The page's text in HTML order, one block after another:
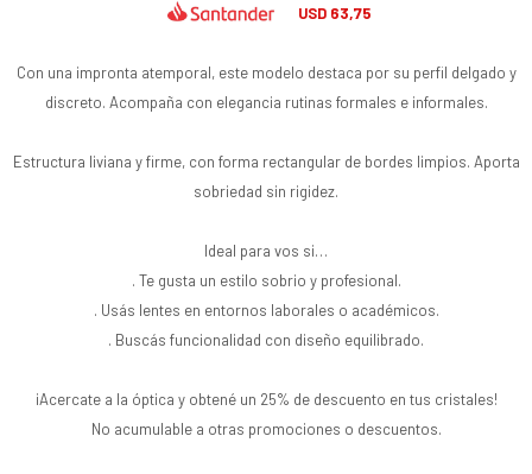
USD 63,75
Con una impronta atemporal, este modelo destaca por su perfil delgado y
discreto. Acompaña con elegancia rutinas formales e informales.
Estructura liviana y firme, con forma rectangular de bordes limpios. Aporta
sobriedad sin rigidez.
Ideal para vos si…
. Te gusta un estilo sobrio y profesional.
. Usás lentes en entornos laborales o académicos.
. Buscás funcionalidad con diseño equilibrado.
¡Acercate a la óptica y obtené un 25% de descuento en tus cristales!
No acumulable a otras promociones o descuentos.